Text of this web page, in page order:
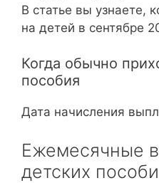
В статье вы узнаете,
на детей в сентябре
Когда обычно
пособия
Дата начисления
Ежемесячные
детских